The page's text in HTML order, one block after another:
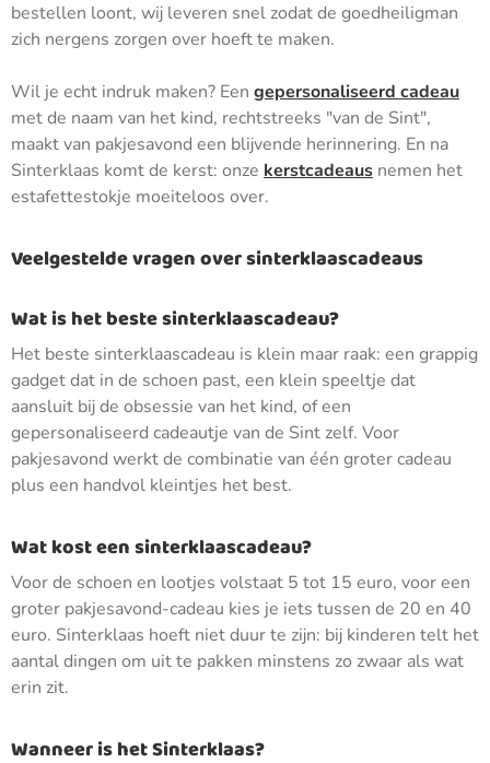
bestellen loont, wij leveren snel zodat de goedheiligman
zich nergens zorgen over hoeft te maken.
Wil je echt indruk maken? Een gepersonaliseerd cadeau
met de naam van het kind, rechtstreeks "van de Sint",
maakt van pakjesavond een blijvende herinnering. En na
Sinterklaas komt de kerst: onze kerstcadeaus nemen het
estafettestokje moeiteloos over.
Veelgestelde vragen over sinterklaascadeaus
Wat is het beste sinterklaascadeau?
Het beste sinterklaascadeau is klein maar raak: een grappig
gadget dat in de schoen past, een klein speeltje dat
aansluit bij de obsessie van het kind, of een
gepersonaliseerd cadeautje van de Sint zelf. Voor
pakjesavond werkt de combinatie van één groter cadeau
plus een handvol kleintjes het best.
Wat kost een sinterklaascadeau?
Voor de schoen en lootjes volstaat 5 tot 15 euro, voor een
groter pakjesavond-cadeau kies je iets tussen de 20 en 40
euro. Sinterklaas hoeft niet duur te zijn: bij kinderen telt het
aantal dingen om uit te pakken minstens zo zwaar als wat
erin zit.
Wanneer is het Sinterklaas?